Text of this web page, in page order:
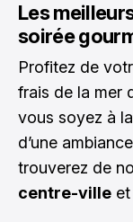
Les
soirée
Profitez de
frais de la mer
vous soyez à
d’une
trouverez de
centre-ville